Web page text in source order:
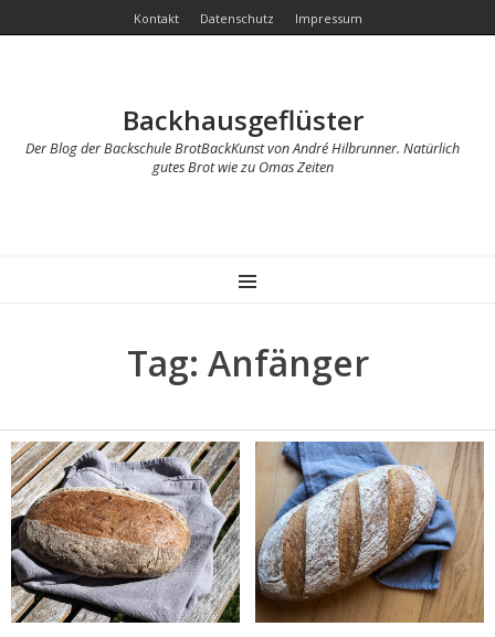
Kontakt Datenschutz Impressum
Backhausgeflüster
Der Blog der Backschule BrotBackKunst von André Hilbrunner. Natürlich
gutes Brot wie zu Omas Zeiten
MENU
Tag: Anfänger